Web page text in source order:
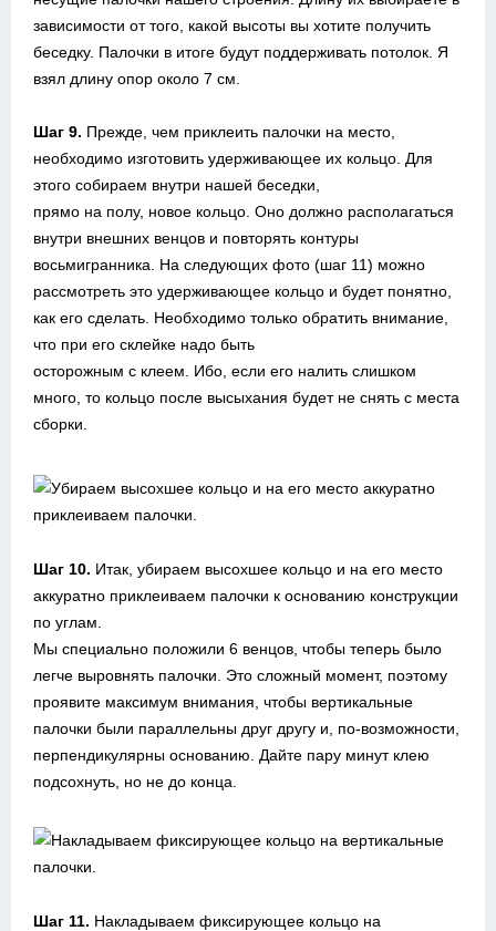
зависимости от того, какой высоты вы хотите получить
беседку. Палочки в итоге будут поддерживать потолок. Я
взял длину опор около 7 см.
Шаг 9. Прежде, чем приклеить палочки на место,
необходимо изготовить удерживающее их кольцо. Для
этого собираем внутри нашей беседки,
прямо на полу, новое кольцо. Оно должно располагаться
внутри внешних венцов и повторять контуры
восьмигранника. На следующих фото (шаг 11) можно
рассмотреть это удерживающее кольцо и будет понятно,
как его сделать. Необходимо только обратить внимание,
что при его склейке надо быть
осторожным с клеем. Ибо, если его налить слишком
много, то кольцо после высыхания будет не снять с места
сборки.
Шаг 10. Итак, убираем высохшее кольцо и на его место
аккуратно приклеиваем палочки к основанию конструкции
по углам.
Мы специально положили 6 венцов, чтобы теперь было
легче выровнять палочки. Это сложный момент, поэтому
проявите максимум внимания, чтобы вертикальные
палочки были параллельны друг другу и, по-возможности,
перпендикулярны основанию. Дайте пару минут клею
подсохнуть, но не до конца.
Шаг 11. Накладываем фиксирующее кольцо на